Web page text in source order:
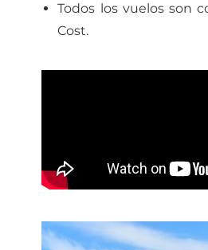
Todos los vuelos son
Cost.